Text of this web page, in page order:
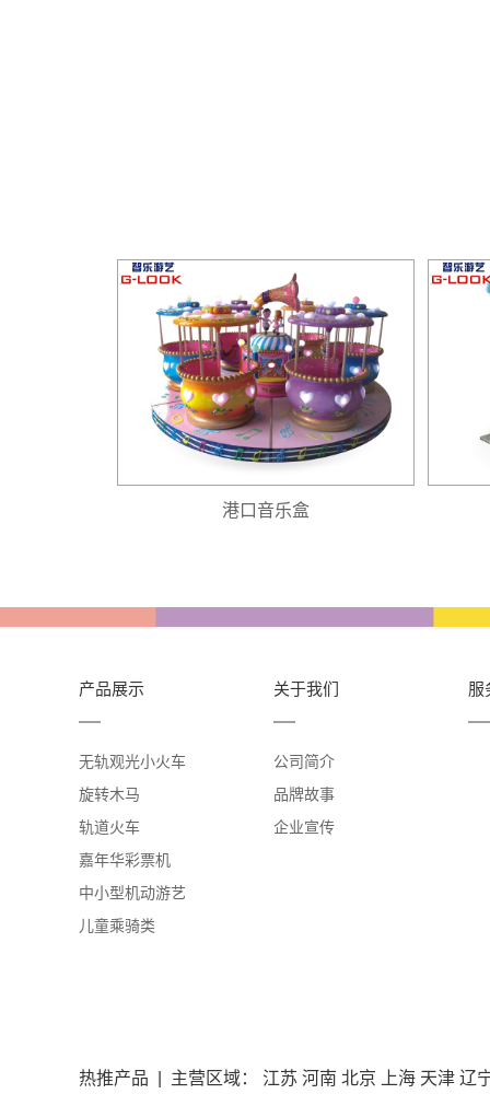
港口音乐盒
产品展示
无轨观光小火车
旋转木马
轨道火车
嘉年华彩票机
中小型机动游艺
儿童乘骑类
关于我们
公司简介
品牌故事
企业宣传
服
热推产品 | 主营区域： 江苏 河南 北京 上海 天津 辽